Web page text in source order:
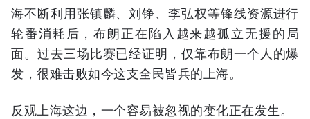
海不断利用张镇麟、刘铮、李弘权等锋线资源进行
轮番消耗后，布朗正在陷入越来越孤立无援的局
面。过去三场比赛已经证明，仅靠布朗一个人的爆
发，很难击败如今这支全民皆兵的上海。
反观上海这边，一个容易被忽视的变化正在发生。